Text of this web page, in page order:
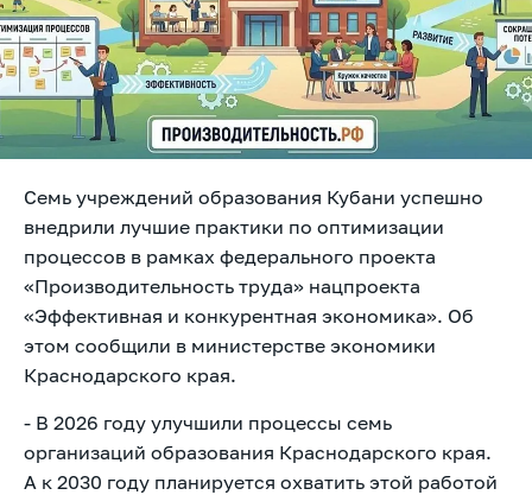
Семь учреждений образования Кубани успешно
внедрили лучшие практики по оптимизации
процессов в рамках федерального проекта
«Производительность труда» нацпроекта
«Эффективная и конкурентная экономика». Об
этом сообщили в министерстве экономики
Краснодарского края.
- В 2026 году улучшили процессы семь
организаций образования Краснодарского края.
А к 2030 году планируется охватить этой работой